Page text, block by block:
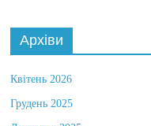
Архіви
Квітень 2026
Грудень 2025